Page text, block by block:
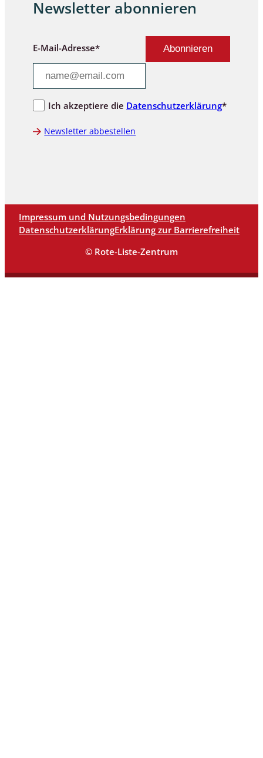
Newsletter abonnieren
E-Mail-Adresse*
Ich akzeptiere die Datenschutzerklärung*
Newsletter abbestellen
Impressum und Nutzungsbedingungen
DatenschutzerklärungErklärung zur Barrierefreiheit
© Rote-Liste-Zentrum